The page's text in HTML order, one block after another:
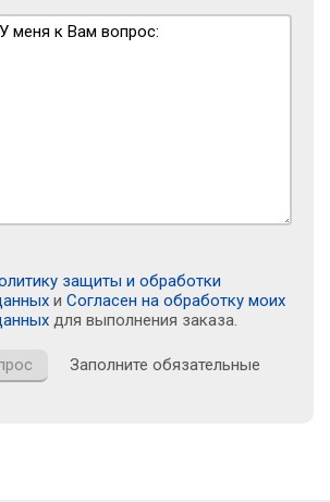
защиты и обработки
и Согласен на обработку моих
для выполнения заказа.
Заполните обязательные